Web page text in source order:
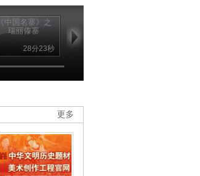
《中国名寨》之
瑞丽傣寨
28分23秒
更多